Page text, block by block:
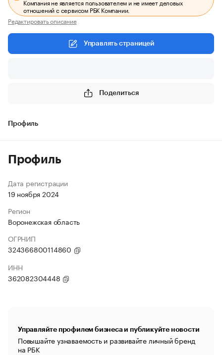
Компания не является пользователем и не имеет деловых
отношений с сервисом РБК Компании.
Редактировать описание
Управлять страницей
Поделиться
Профиль
Профиль
Дата регистрации
19 ноября 2024
Регион
Воронежская область
ОГРНИП
324366800114860
ИНН
362082304448
Управляйте профилем бизнеса и публикуйте новости
Повышайте узнаваемость и развивайте личный бренд
на РБК